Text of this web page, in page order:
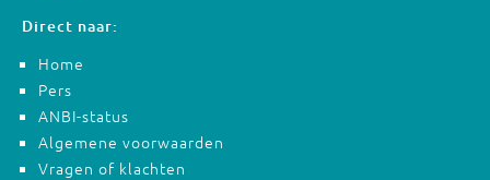
Direct naar:
Home
Pers
ANBI-status
Algemene voorwaarden
Vragen of klachten